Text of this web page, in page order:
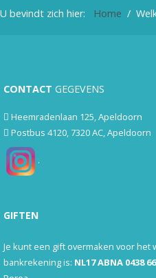
U bevindt zich hier: Home
CONTACT GEGEVENS
Heemradenlaan 125, Apeldoorn
Postbus 4120, 7320 AC, Apeldoorn
.
GIFTEN
Je kunt een gift overmaken voor het
bankrekening is: NL17 ABNA 0438